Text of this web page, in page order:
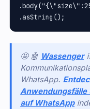
🤩 🤖 Wassenger
WhatsApp.
Anwendungsfälle
auf WhatsApp